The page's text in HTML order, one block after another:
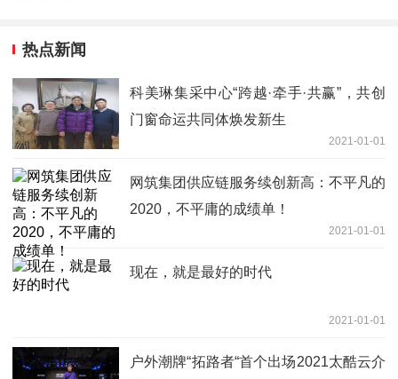
热点新闻
科美琳集采中心“跨越·牵手·共赢”，共创
门窗命运共同体焕发新生
2021-01-01
网筑集团供应链服务续创新高：不平凡的
2020，不平庸的成绩单！
2021-01-01
现在，就是最好的时代
2021-01-01
户外潮牌“拓路者“首个出场2021太酷云介